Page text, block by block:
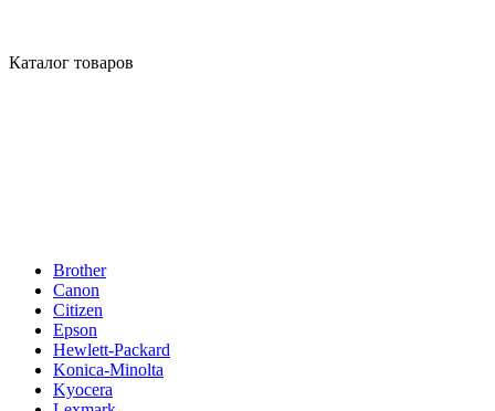
Каталог товаров
Brother
Canon
Citizen
Epson
Hewlett-Packard
Konica-Minolta
Kyocera